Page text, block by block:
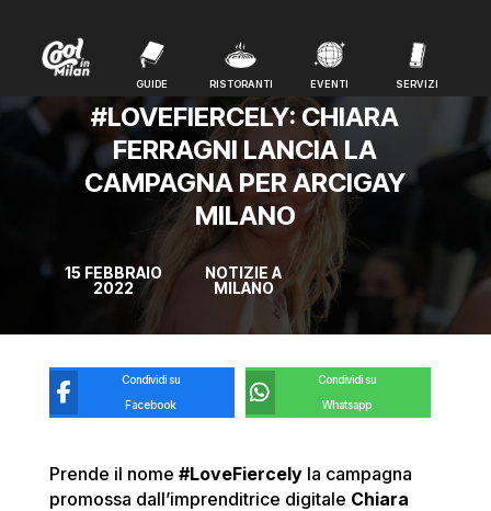
GUIDE RISTORANTI EVENTI SERVIZI
GUIDE RISTORANTI EVENTI SERVIZI
#LOVEFIERCELY: CHIARA
FERRAGNI LANCIA LA
CAMPAGNA PER ARCIGAY
MILANO
15 FEBBRAIO
2022
NOTIZIE A
MILANO
Condividi su
Facebook
Condividi su
Whatsapp
Prende il nome #LoveFiercelyla campagna
promossa dall’imprenditrice digitale Chiara